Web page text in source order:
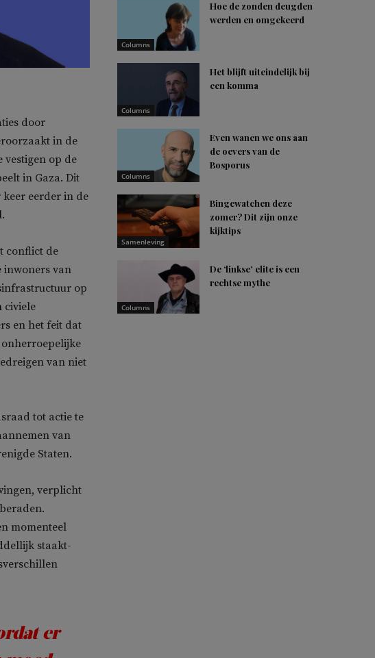
door
in de
vestigen op de
in Gaza. Dit
eerder in de
conflict de
inwoners van
op
civiele
en het feit dat
van niet
tot actie te
van
Staten.
verplicht
momenteel
staakt-
er
Columns
Hoe de zonden deugden
werden en omgekeerd
Columns
Het blijft uiteindelijk bij
een komma
Columns
Even wanen we ons aan
de oevers van de
Bosporus
Samenleving
Bingewatchen deze
zomer? Dit zijn onze
kijktips
Columns
De ‘linkse’ elite is een
rechtse mythe